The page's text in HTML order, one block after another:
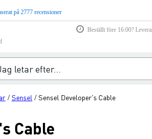
på 2777 recensioner
Beställt före 16:00?
/Sensel /Sensel Developer's Cable
Cable